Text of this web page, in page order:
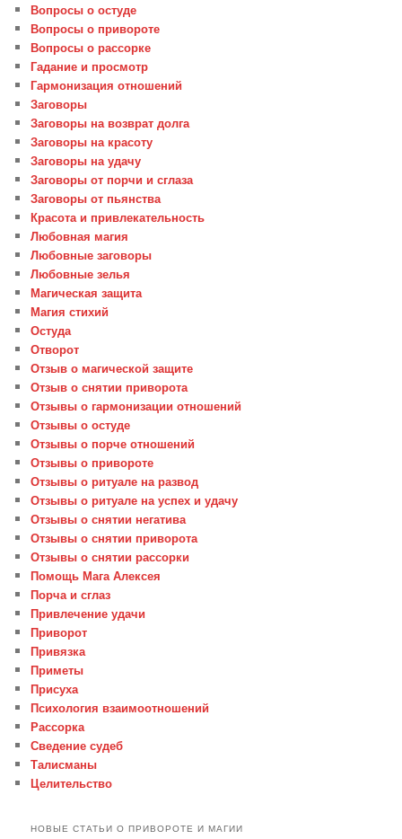
Вопросы о остуде
Вопросы о привороте
Вопросы о рассорке
Гадание и просмотр
Гармонизация отношений
Заговоры
Заговоры на возврат долга
Заговоры на красоту
Заговоры на удачу
Заговоры от порчи и сглаза
Заговоры от пьянства
Красота и привлекательность
Любовная магия
Любовные заговоры
Любовные зелья
Магическая защита
Магия стихий
Остуда
Отворот
Отзыв о магической защите
Отзыв о снятии приворота
Отзывы о гармонизации отношений
Отзывы о остуде
Отзывы о порче отношений
Отзывы о привороте
Отзывы о ритуале на развод
Отзывы о ритуале на успех и удачу
Отзывы о снятии негатива
Отзывы о снятии приворота
Отзывы о снятии рассорки
Помощь Мага Алексея
Порча и сглаз
Привлечение удачи
Приворот
Привязка
Приметы
Присуха
Психология взаимоотношений
Рассорка
Сведение судеб
Талисманы
Целительство
НОВЫЕ СТАТЬИ О ПРИВОРОТЕ И МАГИИ